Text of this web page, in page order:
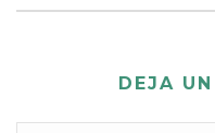
DEJA